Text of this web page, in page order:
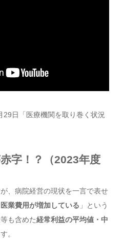
29日「医療機関を取り巻く状況
字！？（2023年度
、病院経営の現状を一言で表せ
業費用が増加している 」という
も含めた経常利益の平均値・中
。